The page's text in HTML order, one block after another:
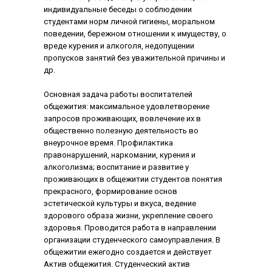
индивидуальные беседы о соблюдении
студентами норм личной гигиены, моральном
поведении, бережном отношении к имуществу, о
вреде курения и алкоголя, недопущении
пропусков занятий без уважительной причины и
др.
Основная задача работы воспитателей
общежития: максимальное удовлетворение
запросов проживающих, вовлечение их в
общественно полезную деятельность во
внеурочное время. Профилактика
правонарушений, наркомании, курения и
алкоголизма; воспитание и развитие у
проживающих в общежитии студентов понятия
прекрасного, формирование основ
эстетической культуры и вкуса, ведение
здорового образа жизни, укрепление своего
здоровья. Проводится работа в направлении
организации студенческого самоуправления. В
общежитии ежегодно создается и действует
Актив общежития. Студенческий актив